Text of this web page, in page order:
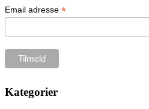
Email adresse *
Kategorier